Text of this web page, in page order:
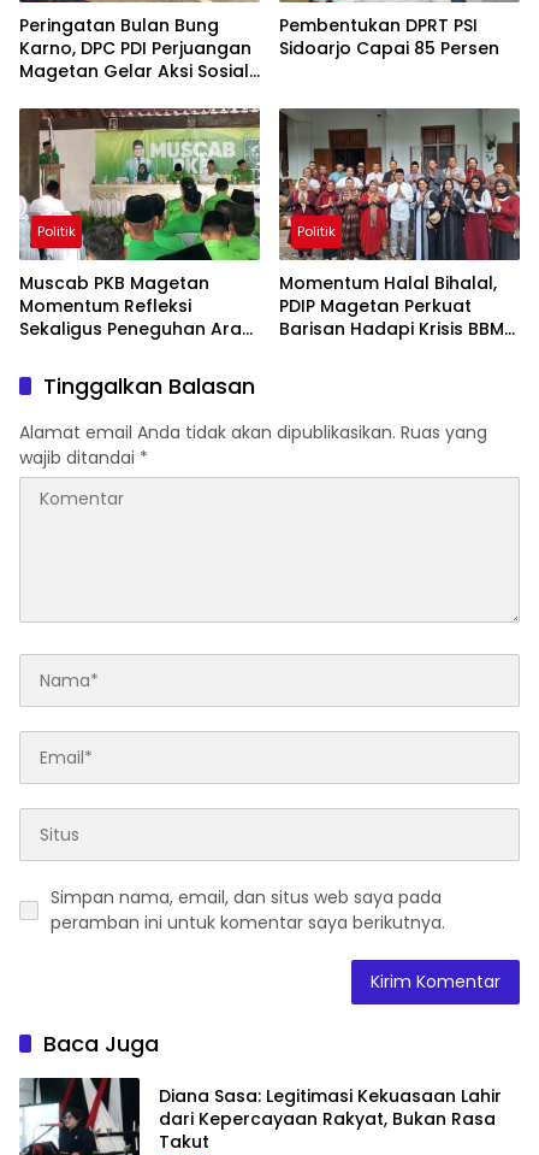
Peringatan Bulan Bung
Karno, DPC PDI Perjuangan
Magetan Gelar Aksi Sosial
Pagelaran Budaya Hingga
Diskusi
Pembentukan DPRT PSI
Sidoarjo Capai 85 Persen
Politik
Muscab PKB Magetan
Momentum Refleksi
Sekaligus Peneguhan Arah
Politik
Momentum Halal Bihalal,
PDIP Magetan Perkuat
Barisan Hadapi Krisis BBM
Tinggalkan Balasan
Alamat email Anda tidak akan dipublikasikan. Ruas yang
wajib ditandai *
Simpan nama, email, dan situs web saya pada
peramban ini untuk komentar saya berikutnya.
Baca Juga
Diana Sasa: Legitimasi Kekuasaan Lahir
dari Kepercayaan Rakyat, Bukan Rasa
Takut